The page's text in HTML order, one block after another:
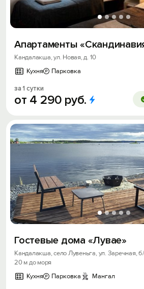
Апартаменты
Кандалакша, ул. Новая, д. 10
Кухня
Парковка
за 1 сутки
от 4 290 руб.
Гостевые дома «Лувае»
Кандалакша, село Лувеньга, ул. Заречная,
20 м до моря
Кухня
Парковка Мангал